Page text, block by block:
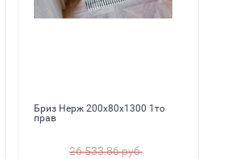
Бриз Нерж 200x80x1300 1то
прав
26 533.86руб.